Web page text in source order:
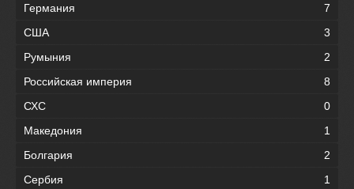
Германия
7
США
3
Румыния
2
Российская империя
8
СХС
0
Македония
1
Болгария
2
Сербия
1